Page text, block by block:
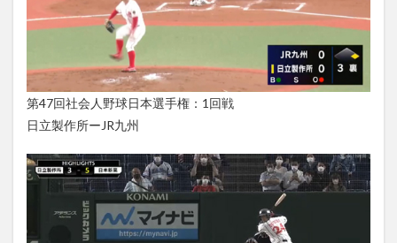
第47回社会人野球日本選手権：1回戦
日立製作所ーJR九州